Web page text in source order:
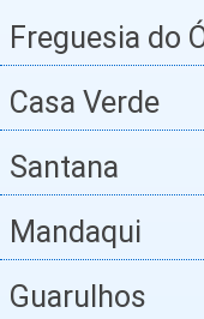
Freguesia do
Casa Verde
Santana
Mandaqui
Guarulhos